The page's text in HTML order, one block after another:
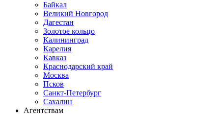
Байкал
Великий Новгород
Дагестан
Золотое кольцо
Калининград
Карелия
Кавказ
Краснодарский край
Москва
Псков
Санкт-Петербург
Сахалин
Агентствам